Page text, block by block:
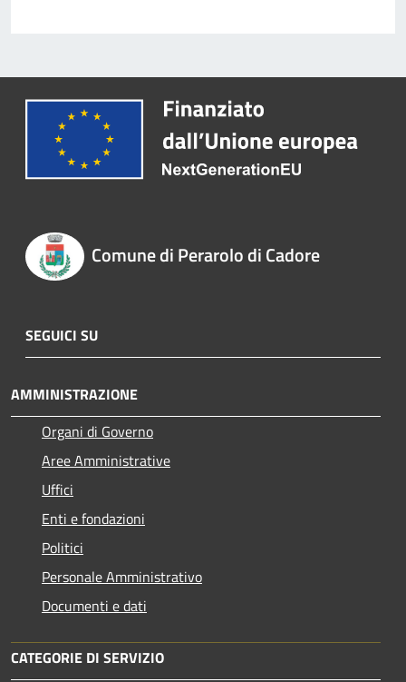
Comune di Perarolo di Cadore
SEGUICI SU
AMMINISTRAZIONE
Organi di Governo
Aree Amministrative
Uffici
Enti e fondazioni
Politici
Personale Amministrativo
Documenti e dati
CATEGORIE DI SERVIZIO